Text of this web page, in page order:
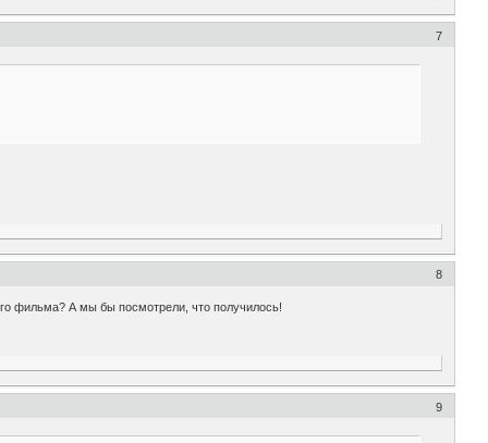
7
8
фильма? А мы бы посмотрели, что получилось!
9